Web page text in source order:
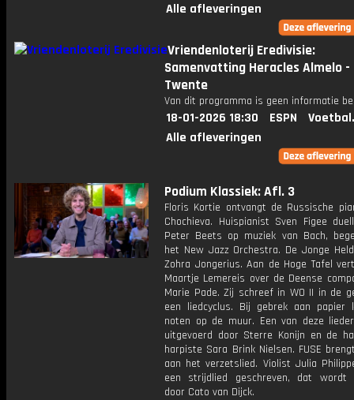
Alle afleveringen
Vriendenloterij Eredivisie:
Samenvatting Heracles Almelo -
Twente
Van dit programma is geen informatie
18-01-2026 18:30 ESPN
Alle afleveringen
Podium Klassiek: Afl. 3
Floris Kortie ontvangt de Russische
Chochieva. Huispianist Sven Figee
Peter Beets op muziek van Bach,
het New Jazz Orchestra. De Jonge
Zohra Jongerius. Aan de Hoge Tafel
Maartje Lemereis over de Deense
Marie Pade. Zij schreef in WO II in de
een liedcyclus. Bij gebrek aan papier
noten op de muur. Een van deze
uitgevoerd door Sterre Konijn en de
harpiste Sara Brink Nielsen. FUSE
aan het verzetslied. Violist Julia
een strijdlied geschreven, dat wordt
door Cato van Dijck.